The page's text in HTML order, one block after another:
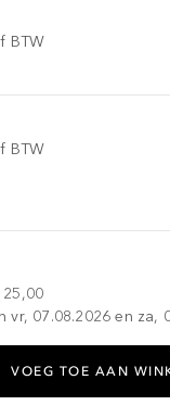
BTW
BTW
25,00
vr, 07.08.2026 en za,
VOEG TOE AAN